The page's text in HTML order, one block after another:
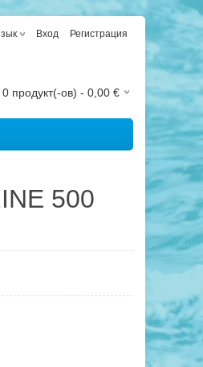
Вход Регистрация
0 продукт(-ов) - 0,00 €
500